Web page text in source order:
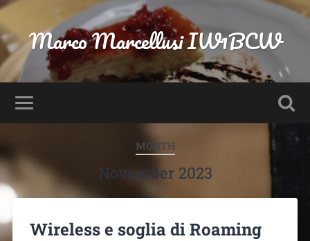
Marco Marcellusi IW1BCW
MONTH
November 2023
Wireless e soglia di Roaming